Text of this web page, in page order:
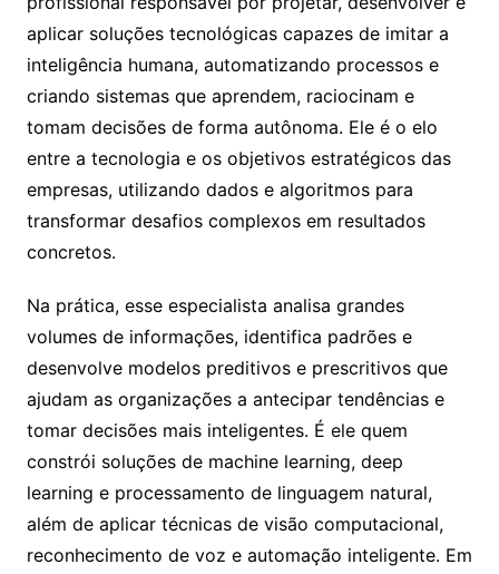
aplicar soluções tecnológicas capazes de imitar a
inteligência humana, automatizando processos e
criando sistemas que aprendem, raciocinam e
tomam decisões de forma autônoma. Ele é o elo
entre a tecnologia e os objetivos estratégicos das
empresas, utilizando dados e algoritmos para
transformar desafios complexos em resultados
concretos.
Na prática, esse especialista analisa grandes
volumes de informações, identifica padrões e
desenvolve modelos preditivos e prescritivos que
ajudam as organizações a antecipar tendências e
tomar decisões mais inteligentes. É ele quem
constrói soluções de machine learning, deep
learning e processamento de linguagem natural,
além de aplicar técnicas de visão computacional,
reconhecimento de voz e automação inteligente. Em